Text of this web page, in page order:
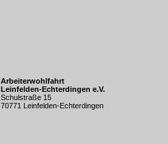
Arbeiterwohlfahrt
Leinfelden-Echterdingen e.V.
Schulstraße 15
70771 Leinfelden-Echterdingen